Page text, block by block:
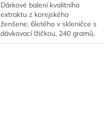
Dárkové balení kvalitního
extraktu z korejského
ženšene, 6letého v skleničce s
dávkovací lžičkou, 240 gramů,
baleno ve skleničce. Extrakt je